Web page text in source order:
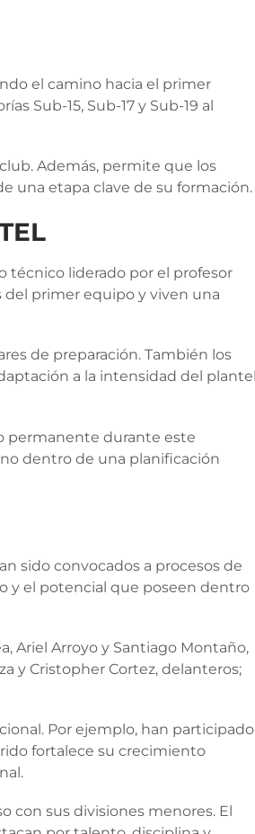
el camino hacia el primer
Sub-15, Sub-17 y Sub-19 al
Además, permite que los
una etapa clave de su formación.
técnico liderado por el profesor
del primer equipo y viven una
de preparación. También los
a la intensidad del plantel
permanente durante este
dentro de una planificación
sido convocados a procesos de
y el potencial que poseen dentro
Ariel Arroyo y Santiago Montaño,
y Cristopher Cortez, delanteros;
Por ejemplo, han participado
fortalece su crecimiento
con sus divisiones menores. El